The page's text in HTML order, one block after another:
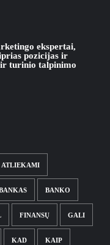
ekspertai,
pozicijas ir
turinio talpinimo
ATLIEKAMI
BANKO
FINANSŲ GALI
KAD KAIP